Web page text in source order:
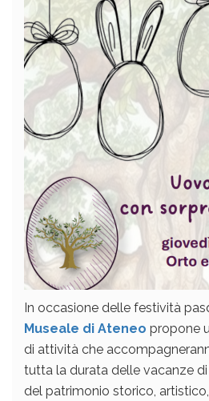
In occasione delle festività
Museale di Ateneo propone
di attività che
tutta la durata delle vacanze
del patrimonio storico,